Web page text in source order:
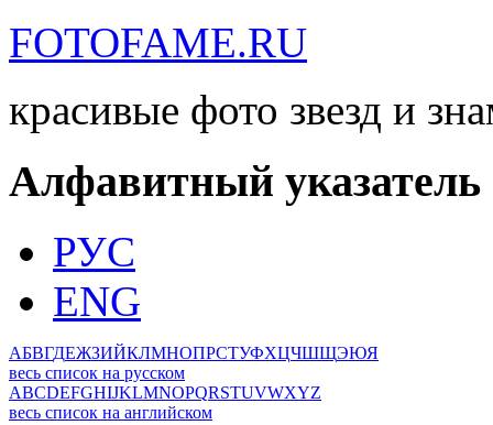
FOTOFAME.RU
красивые фото звезд и
Алфавитный указатель
РУС
ENG
АБВГДЕЖЗИЙКЛМНОПРСТУФХЦЧШЩЭЮЯ
весь список на русском
ABCDEFGHIJKLMNOPQRSTUVWXYZ
весь список на английском